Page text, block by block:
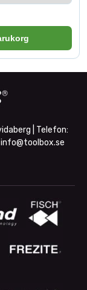
| Telefon:
info@toolbox.se